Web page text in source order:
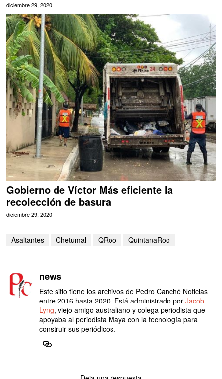
diciembre 29, 2020
Gobierno de Víctor Más eficiente la
recolección de basura
diciembre 29, 2020
Asaltantes Chetumal QRoo QuintanaRoo
news
Este sitio tiene los archivos de Pedro Canché Noticias
entre 2016 hasta 2020. Está administrado porJacob
Lyng, viejo amigo australiano y colega periodista que
apoyaba al periodista Maya con la tecnología para
construir sus periódicos.